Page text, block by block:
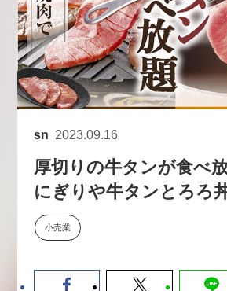
トップページ
特集
動画
サイトマップ
お問い合わせ
採用情報
現在開催予定のセミ
セミナー
【8/12開催】
数値化する」
2026-06-10
2026-08-07
sn 2023.09.16
厚切りの牛タンが食べ
にぎりや牛タンとろろ
小売業